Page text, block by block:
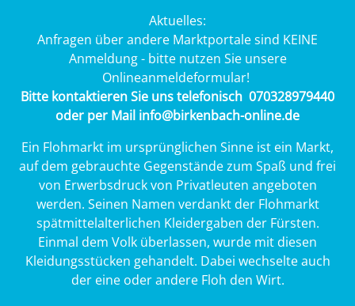
Aktuelles:
Anfragen über andere Marktportale sind KEINE
Anmeldung - bitte nutzen Sie unsere
Onlineanmeldeformular!
Bitte kontaktieren Sie uns telefonisch 070328979440
oder per Mail info@birkenbach-online.de
Ein Flohmarkt im ursprünglichen Sinne ist ein Markt,
auf dem gebrauchte Gegenstände zum Spaß und frei
von Erwerbsdruck von Privatleuten angeboten
werden. Seinen Namen verdankt der Flohmarkt
spätmittelalterlichen Kleidergaben der Fürsten.
Einmal dem Volk überlassen, wurde mit diesen
Kleidungsstücken gehandelt. Dabei wechselte auch
der eine oder andere Floh den Wirt.